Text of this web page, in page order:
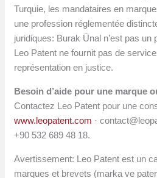
Turquie, les mandataires en
une profession réglementée
juridiques: Burak Ünal n’est pas un
Leo Patent ne fournit pas de
représentation en justice.
Besoin d’aide pour une marque
Contactez Leo Patent pour une
www.leopatent.com ·
+90 532 689 48 18.
Avertissement: Leo Patent est un
marques et brevets (marka ve